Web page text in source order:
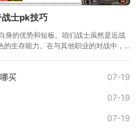
战士pk技巧
身的优势和短板。咱们战士虽然是近战
生存能力。在与其他职业的对战中，
买 07-19
07-19
07-19